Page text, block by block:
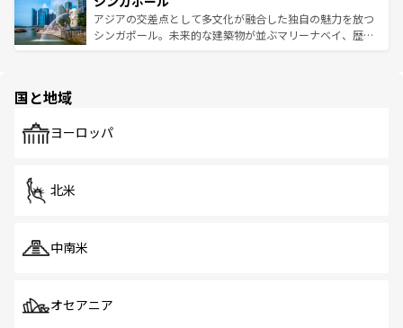
が待っている。親しみやすいタイの人々、仏教を中心とし
た文化、そして多様な観光資源が、訪れる旅人を魅了し続
ており、効率よく見どころを回れるのも魅力。息をのむよ
うな絶景から文化的な体験まで、香港を存分に楽しみ尽く
アジアの交差点として多文化が融合した独自の魅力を放つ
シンガポール。未来的な建築物が並ぶマリーナベイ、歴史
で、ホーカーズは地元の風情を楽しめる外せないスポット
国と地域
ヨーロッパ
北米
中南米
オセアニア